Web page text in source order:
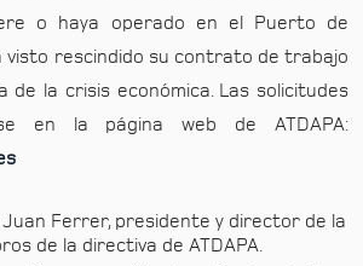
o haya operado en el Puerto de
visto rescindido su contrato de trabajo
de la crisis económica. Las solicitudes
en la página web de ATDAPA: